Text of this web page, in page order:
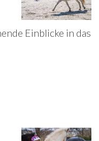
Einblicke in das